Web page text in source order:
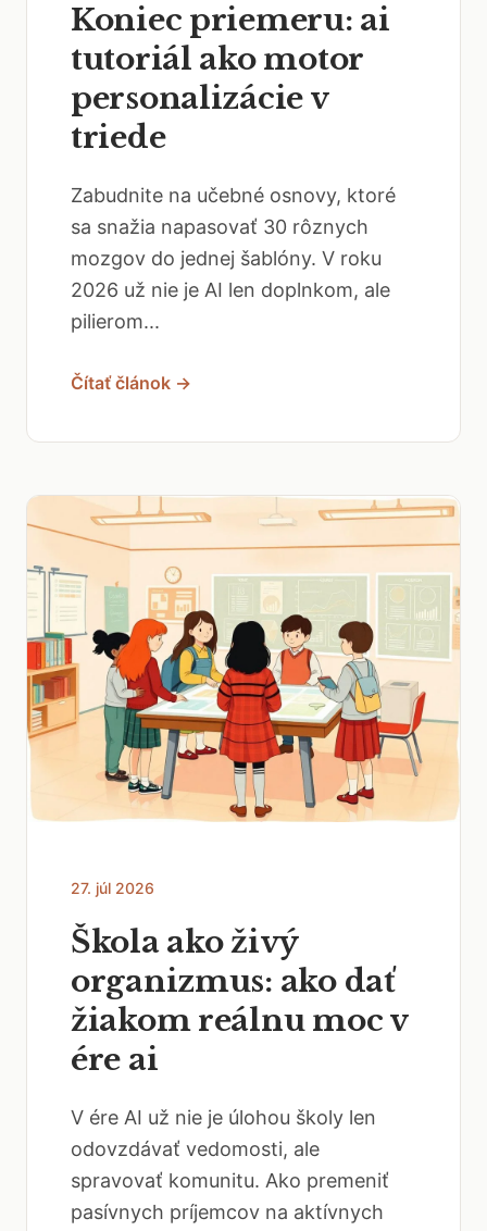
Koniec priemeru: ai
tutoriál ako motor
personalizácie v
triede
Zabudnite na učebné osnovy, ktoré
sa snažia napasovať 30 rôznych
mozgov do jednej šablóny. V roku
2026 už nie je AI len doplnkom, ale
pilierom...
Čítať článok →
27. júl 2026
Škola ako živý
organizmus: ako dať
žiakom reálnu moc v
ére ai
V ére AI už nie je úlohou školy len
odovzdávať vedomosti, ale
spravovať komunitu. Ako premeniť
pasívnych príjemcov na aktívnych